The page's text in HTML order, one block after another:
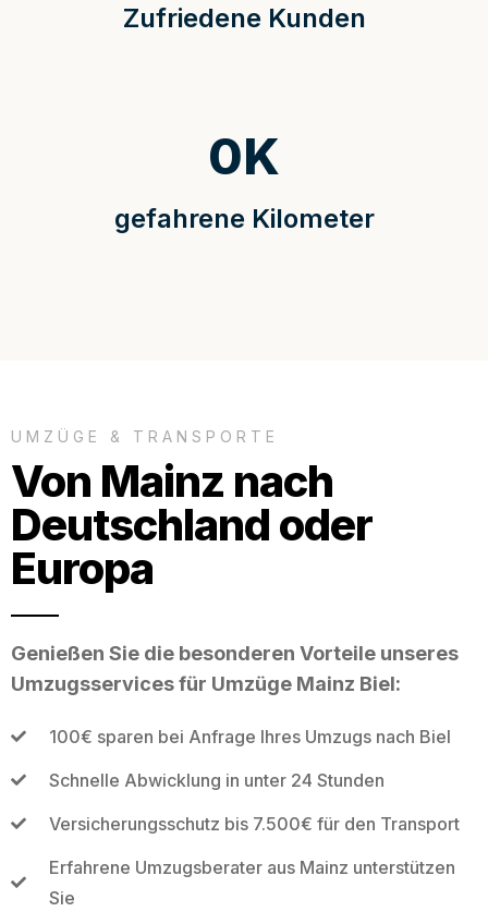
Zufriedene Kunden
gefahrene Kilometer
0K
UMZÜGE & TRANSPORTE
Von Mainz nach
Deutschland oder
Europa
Genießen Sie die besonderen Vorteile unseres
Umzugsservices für Umzüge Mainz Biel:
100€ sparen bei Anfrage Ihres Umzugs nach Biel
Schnelle Abwicklung in unter 24 Stunden
Versicherungsschutz bis 7.500€ für den Transport
Erfahrene Umzugsberater aus Mainz unterstützen
Sie